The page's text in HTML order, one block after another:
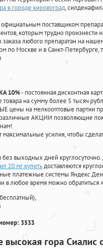
в городе кировоград,
официальным поставщиком
которым трудно произнести
любого препаратан на
по Москве и в Санкт-Петербурге,
10%- постоянная дисконтная
товара на сумму более 5 тысяч
на мелкооптовые партии
различные АКЦИИ позволяющие
усилия, чтобы
без выходных дней
20 мг купитьдоставляются
платежные системы Яндекс
в любое время можно обратиться»
3533
высокая гора